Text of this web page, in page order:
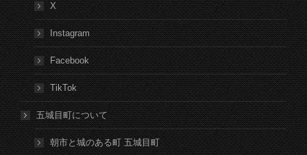
X
Instagram
Facebook
TikTok
五城目町について
朝市と城のある町 五城目町